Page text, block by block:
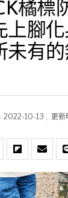
橘標
上腳
未有
2022-10-13 , 更新